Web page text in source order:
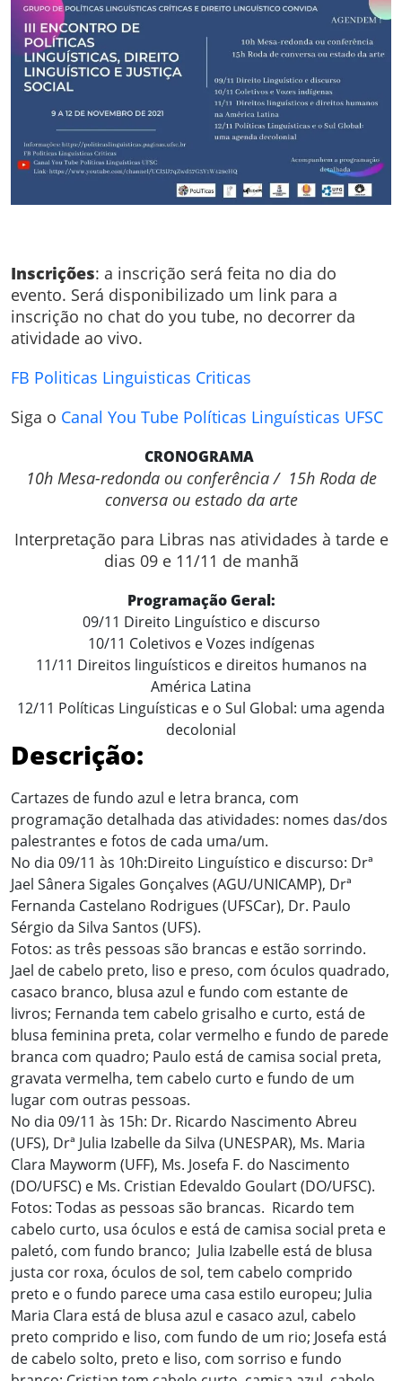
Inscrições: a inscrição será feita no dia do
evento. Será disponibilizado um link para a
inscrição no chat do you tube, no decorrer da
atividade ao vivo.
FB Politicas Linguisticas Criticas
Siga o Canal You Tube Políticas Linguísticas UFSC
CRONOGRAMA
10h Mesa-redonda ou conferência / 15h Roda de
conversa ou estado da arte
Interpretação para Libras nas atividades à tarde e
dias 09 e 11/11 de manhã
Programação Geral:
09/11 Direito Linguístico e discurso
10/11 Coletivos e Vozes indígenas
11/11 Direitos linguísticos e direitos humanos na
América Latina
12/11 Políticas Linguísticas e o Sul Global: uma agenda
decolonial
Descrição:
Cartazes de fundo azul e letra branca, com
programação detalhada das atividades: nomes das/dos
palestrantes e fotos de cada uma/um.
No dia 09/11 às 10h:Direito Linguístico e discurso: Drª
Jael Sânera Sigales Gonçalves (AGU/UNICAMP), Drª
Fernanda Castelano Rodrigues (UFSCar), Dr. Paulo
Sérgio da Silva Santos (UFS).
Fotos: as três pessoas são brancas e estão sorrindo.
Jael de cabelo preto, liso e preso, com óculos quadrado,
casaco branco, blusa azul e fundo com estante de
livros; Fernanda tem cabelo grisalho e curto, está de
blusa feminina preta, colar vermelho e fundo de parede
branca com quadro; Paulo está de camisa social preta,
gravata vermelha, tem cabelo curto e fundo de um
lugar com outras pessoas.
No dia 09/11 às 15h: Dr. Ricardo Nascimento Abreu
(UFS), Drª Julia Izabelle da Silva (UNESPAR), Ms. Maria
Clara Mayworm (UFF), Ms. Josefa F. do Nascimento
(DO/UFSC) e Ms. Cristian Edevaldo Goulart (DO/UFSC).
Fotos: Todas as pessoas são brancas. Ricardo tem
cabelo curto, usa óculos e está de camisa social preta e
paletó, com fundo branco; Julia Izabelle está de blusa
justa cor roxa, óculos de sol, tem cabelo comprido
preto e o fundo parece uma casa estilo europeu; Julia
Maria Clara está de blusa azul e casaco azul, cabelo
preto comprido e liso, com fundo de um rio; Josefa está
de cabelo solto, preto e liso, com sorriso e fundo